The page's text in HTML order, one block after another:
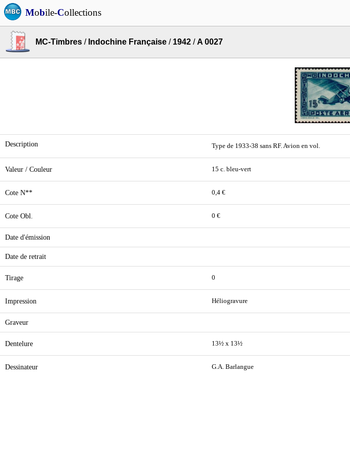
Mobile-Collections
MC-Timbres / Indochine Française / 1942 /A 0027
Description Type de 1933-38 sans RF. Avion en vol.
Valeur / Couleur 15 c. bleu-vert
Cote N** 0,4 €
Cote Obl. 0 €
Date d'émission
Date de retrait
Tirage 0
Impression Héliogravure
Graveur
Dentelure 13½ x 13½
Dessinateur G.A. Barlangue